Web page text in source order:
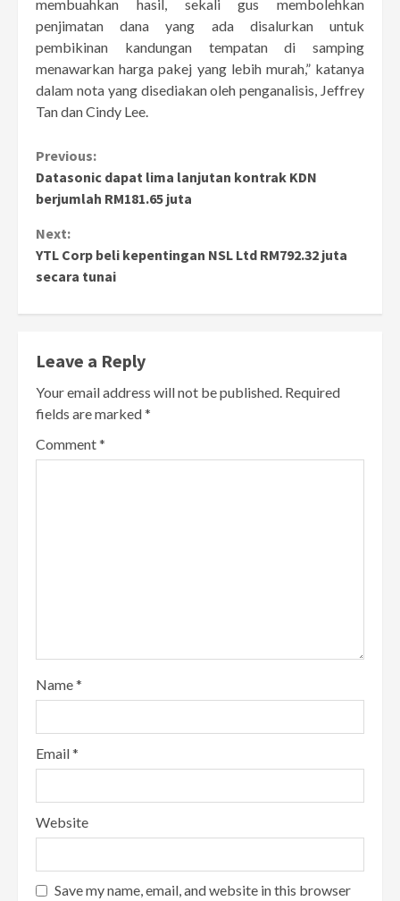
membuahkan hasil, sekali gus membolehkan
penjimatan dana yang ada disalurkan untuk
pembikinan kandungan tempatan di samping
menawarkan harga pakej yang lebih murah,” katanya
dalam nota yang disediakan oleh penganalisis, Jeffrey
Tan dan Cindy Lee.
Continue
Reading
Previous:
Datasonic dapat lima lanjutan kontrak KDN
berjumlah RM181.65 juta
Next:
YTL Corp beli kepentingan NSL Ltd RM792.32 juta
secara tunai
Leave a Reply
Your email address will not be published. Required
fields are marked*
Comment*
Name*
Email*
Website
Save my name, email, and website in this browser